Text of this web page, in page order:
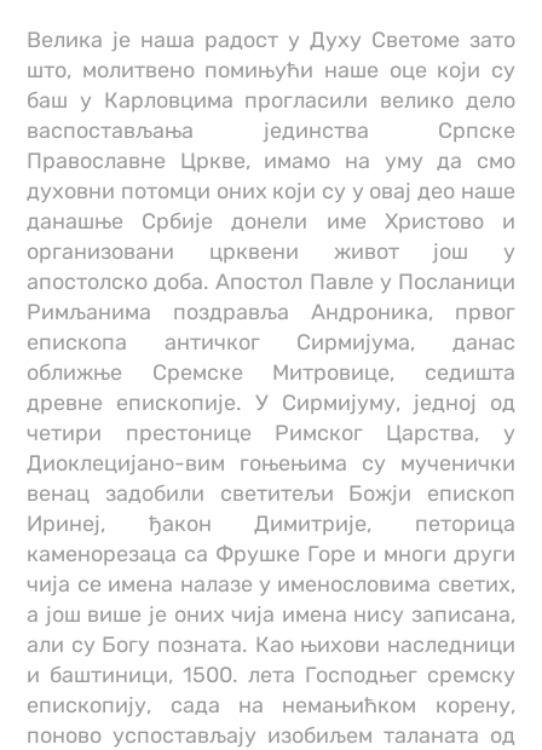
Велика је наша радост у Духу Светоме зато
што, молитвено помињући наше оце који су
баш у Карловцима прогласили велико дело
васпостављања јединства Српске
Православне Цркве, имамо на уму да смо
духовни потомци оних који су у овај део наше
данашње Србије донели име Христово и
организовани црквени живот још у
апостолско доба. Апостол Павле у Посланици
Римљанима поздравља Андроника, првог
епископа античког Сирмијума, данас
оближње Сремске Митровице, седишта
древне епископије. У Сирмијуму, једној од
четири престонице Римског Царства, у
Диоклецијано-вим гоњењима су мученички
венац задобили светитељи Божји епископ
Иринеј, ђакон Димитрије, петорица
каменорезаца са Фрушке Горе и многи други
чија се имена налазе у именословима светих,
а још више је оних чија имена нису записана,
али су Богу позната. Као њихови наследници
и баштиници, 1500. лета Господњег сремску
епископију, сада на немањићком корену,
поново успостављају изобиљем таланата од